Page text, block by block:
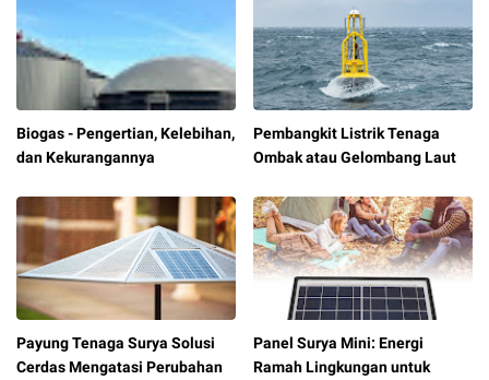
Biogas - Pengertian, Kelebihan,
dan Kekurangannya
Pembangkit Listrik Tenaga
Ombak atau Gelombang Laut
Payung Tenaga Surya Solusi
Cerdas Mengatasi Perubahan
Panel Surya Mini: Energi
Ramah Lingkungan untuk